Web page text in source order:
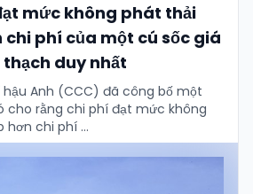
mức không phát thải
phí của một cú sốc giá
duy nhất
hậu Anh (CCC) đã công bố một
cho rằng chi phí đạt mức không
hơn chi phí …